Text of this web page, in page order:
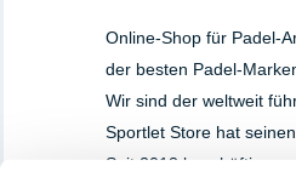
Online-Shop für Padel-
der besten Padel-
Wir sind der weltweit
Sportlet Store hat
Seit 2013 beschäftigen